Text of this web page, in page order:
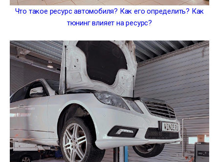
Что такое ресурс автомобиля? Как его определить? Как
тюнинг влияет на ресурс?